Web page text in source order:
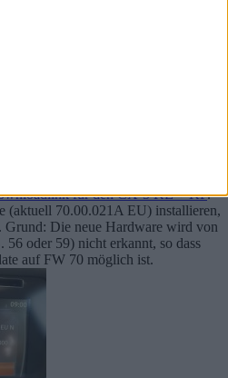
für den CX-5 KE + KF.
(aktuell 70.00.021A EU) installieren,
Grund: Die neue Hardware wird von
56 oder 59) nicht erkannt, so dass
auf FW 70 möglich ist.